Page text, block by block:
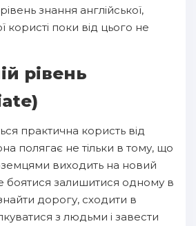
знання англійської,
користі поки від цього не
рівень
практична користь від
полягає не тільки в тому, що
виходить на новий
боятися залишитися одному в
знайти дорогу, сходити в
з людьми і завести